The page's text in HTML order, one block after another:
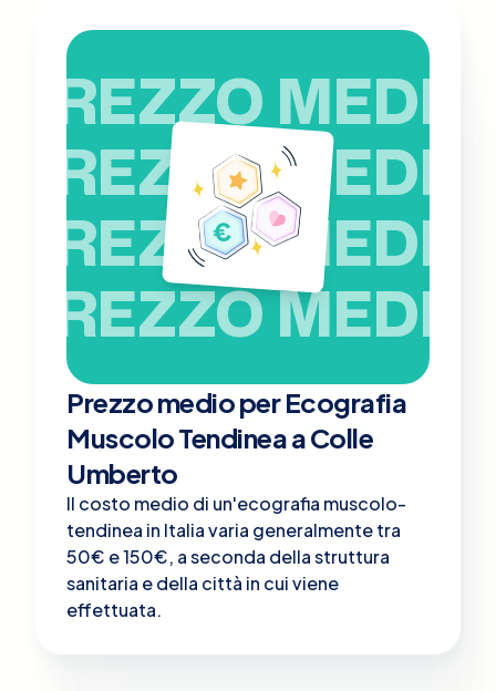
PREZZO MEDIO
PREZZO MEDIO
PREZZO MEDIO
PREZZO MEDIO
Prezzo medio per Ecografia
Muscolo Tendinea a Colle
Umberto
Il costo medio di un'ecografia muscolo-
tendinea in Italia varia generalmente tra
50€ e 150€, a seconda della struttura
sanitaria e della città in cui viene
effettuata.